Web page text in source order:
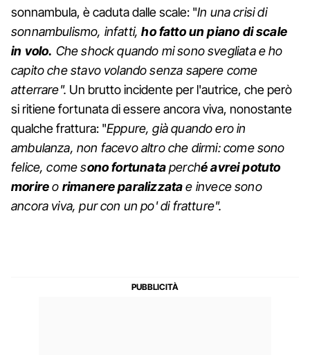
sonnambula, è caduta dalle scale: "In una crisi di
sonnambulismo, infatti, ho fatto un piano di scale
in volo. Che shock quando mi sono svegliata e ho
capito che stavo volando senza sapere come
atterrare". Un brutto incidente per l'autrice, che però
si ritiene fortunata di essere ancora viva, nonostante
qualche frattura: "Eppure, già quando ero in
ambulanza, non facevo altro che dirmi: come sono
felice, come sono fortunataperché avrei potuto
morireo rimanere paralizzatae invece sono
ancora viva, pur con un po' di fratture".